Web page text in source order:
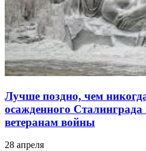
Лучше поздно, чем
осажденного
ветеранам войны
28 апреля